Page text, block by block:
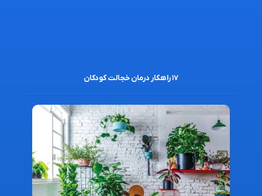
۱۷ راهکار درمان خجالت کودکان